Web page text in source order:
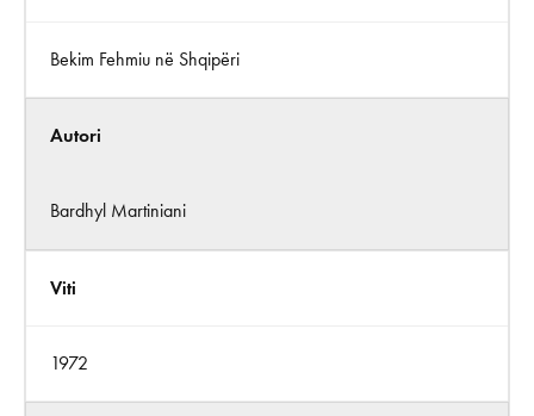
Bekim Fehmiu në Shqipëri
Autori
Bardhyl Martiniani
Viti
1972